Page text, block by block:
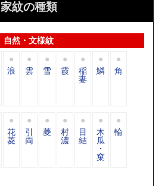
家紋の種類
自然・文様紋
浪 雲 雪 霞 稲
妻
鱗 角
花
菱
引
両
菱 村
濃
目
結
木
瓜
・
窠
輪